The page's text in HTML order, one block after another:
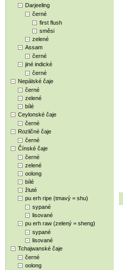
Darjeeling
černé
first flush
směsi
zelené
Assam
černé
jiné indické
černé
Nepálské čaje
černé
zelené
bílé
Ceylonské čaje
černé
Rozličné čaje
černé
Čínské čaje
černé
zelené
oolong
bílé
žluté
pu erh ripe (tmavý = shu)
sypané
lisované
pu erh raw (zelený = sheng)
sypané
lisované
Tchajwanské čaje
černé
oolong